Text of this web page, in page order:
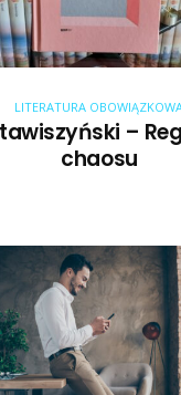
LITERATURA
–
chaosu